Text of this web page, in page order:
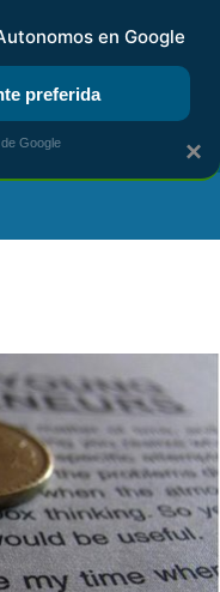
DIGITAL RENTA
×
en Google
preferida
Google